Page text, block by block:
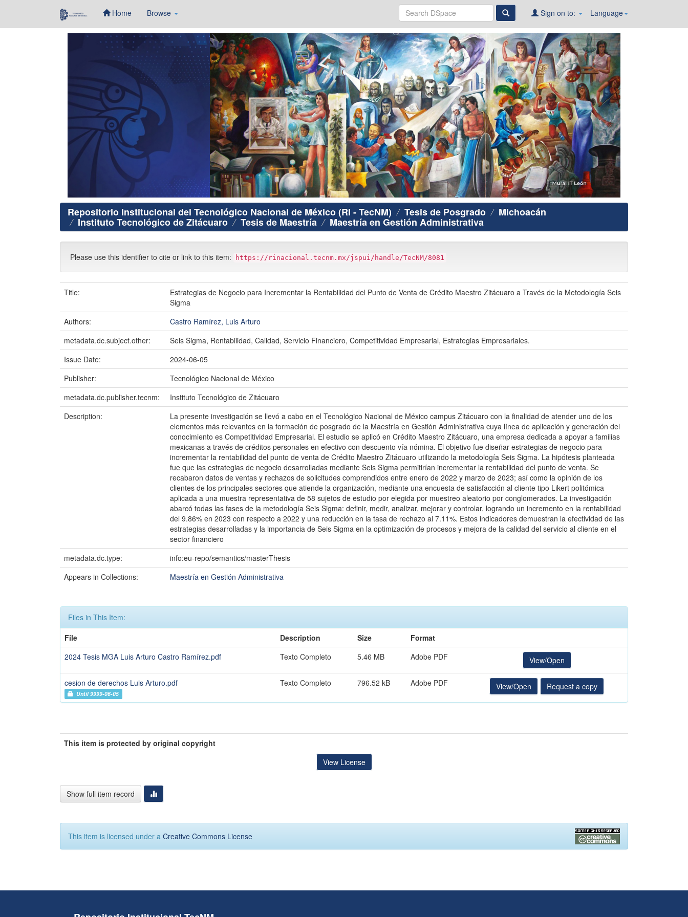
Home Browse Language
Sign on to:
Repositorio Institucional del Tecnológico Nacional de México (RI - TecNM) Tesis de Posgrado Michoacán
Instituto Tecnológico de Zitácuaro Tesis de Maestría Maestría en Gestión Administrativa
Please use this identifier to cite or link to this item: https://rinacional.tecnm.mx/jspui/handle/TecNM/8081
Title:
Estrategias de Negocio para Incrementar la Rentabilidad del Punto de Venta de Crédito Maestro Zitácuaro a Través de la Metodología Seis
Sigma
Authors:
Castro Ramírez, Luis Arturo
metadata.dc.subject.other:
Seis Sigma, Rentabilidad, Calidad, Servicio Financiero, Competitividad Empresarial, Estrategias Empresariales.
Issue Date:
2024-06-05
Publisher:
Tecnológico Nacional de México
metadata.dc.publisher.tecnm:
Instituto Tecnológico de Zitácuaro
Description:
La presente investigación se llevó a cabo en el Tecnológico Nacional de México campus Zitácuaro con la finalidad de atender uno de los
elementos más relevantes en la formación de posgrado de la Maestría en Gestión Administrativa cuya línea de aplicación y generación del
conocimiento es Competitividad Empresarial. El estudio se aplicó en Crédito Maestro Zitácuaro, una empresa dedicada a apoyar a familias
mexicanas a través de créditos personales en efectivo con descuento vía nómina. El objetivo fue diseñar estrategias de negocio para
incrementar la rentabilidad del punto de venta de Crédito Maestro Zitácuaro utilizando la metodología Seis Sigma. La hipótesis planteada
fue que las estrategias de negocio desarrolladas mediante Seis Sigma permitirían incrementar la rentabilidad del punto de venta. Se
recabaron datos de ventas y rechazos de solicitudes comprendidos entre enero de 2022 y marzo de 2023; así como la opinión de los
clientes de los principales sectores que atiende la organización, mediante una encuesta de satisfacción al cliente tipo Likert politómica
aplicada a una muestra representativa de 58 sujetos de estudio por elegida por muestreo aleatorio por conglomerados. La investigación
abarcó todas las fases de la metodología Seis Sigma: definir, medir, analizar, mejorar y controlar, logrando un incremento en la rentabilidad
del 9.86% en 2023 con respecto a 2022 y una reducción en la tasa de rechazo al 7.11%. Estos indicadores demuestran la efectividad de las
estrategias desarrolladas y la importancia de Seis Sigma en la optimización de procesos y mejora de la calidad del servicio al cliente en el
sector financiero
metadata.dc.type:
info:eu-repo/semantics/masterThesis
Appears in Collections:
Maestría en Gestión Administrativa
Files in This Item:
File
Description Size
Format
2024 Tesis MGA Luis Arturo Castro Ramírez.pdf
Texto Completo 5.46 MB Adobe PDF View/Open
cesion de derechos Luis Arturo.pdf
Until 9999-06-05
Texto Completo 796.52 kB Adobe PDF View/Open Request a copy
This item is protected by original copyright
View License
Show full item record
This item is licensed under a Creative Commons License